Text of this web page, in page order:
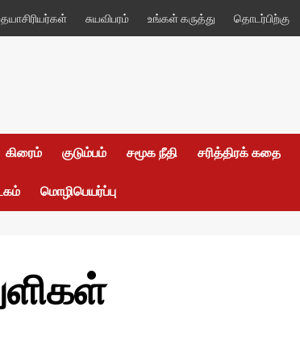
சுயவிபரம் உங்கள் கருத்து தொடர்பிற்கு
கிரைம் குடும்பம் சமூக நீதி சரித்திரக் கதை
மொழிபெயர்ப்பு